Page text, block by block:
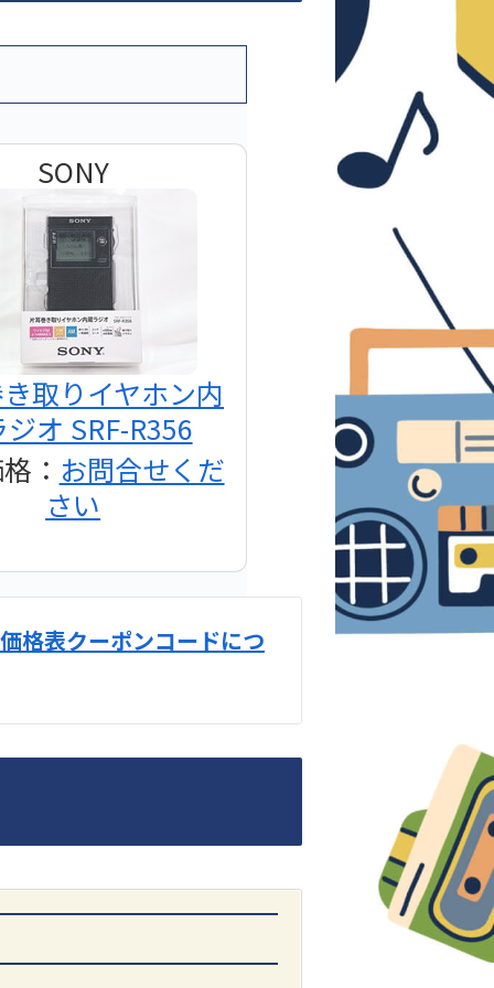
SONY
取りイヤホン内
オ SRF-R356
： お問合せくだ
さい
DENON
格表クーポンコードにつ